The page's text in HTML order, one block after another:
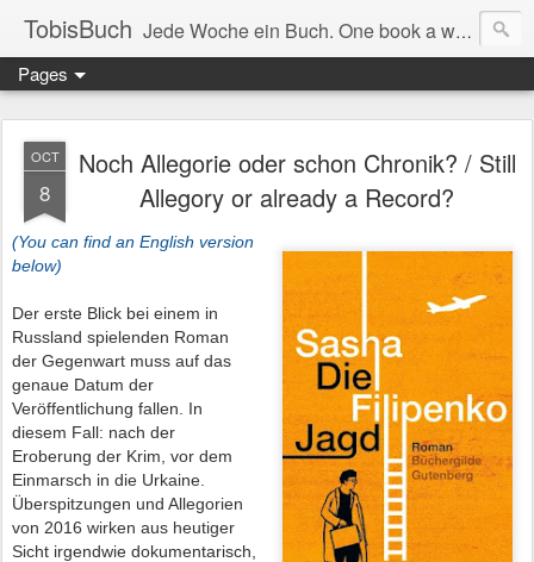
TobisBuch Jede Woche ein Buch. One book a week.
Pages
OCT
8
Noch Allegorie oder schon Chronik? / Still
Allegory or already a Record?
(You can find an English version
below)
Der erste Blick bei einem in
Russland spielenden Roman
der Gegenwart muss auf das
genaue Datum der
Veröffentlichung fallen. In
diesem Fall: nach der
Eroberung der Krim, vor dem
Einmarsch in die Urkaine.
Überspitzungen und Allegorien
von 2016 wirken aus heutiger
Sicht irgendwie dokumentarisch,